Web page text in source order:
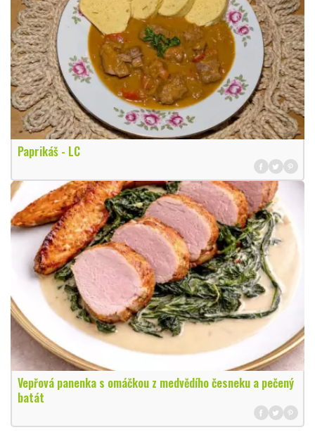
Paprikáš - LC
Vepřová panenka s omáčkou z medvědího česneku a pečený
batát